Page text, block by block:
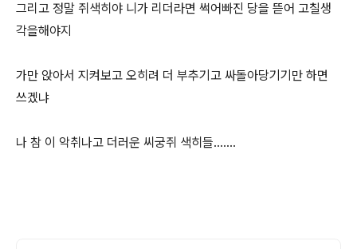
그리고 정말 쥐색히야 니가 리더라면 썩어빠진 당을 뜯어 고칠생
각을해야지
가만 앉아서 지켜보고 오히려 더 부추기고 싸돌아당기기만 하면
쓰겠냐
나 참 이 악취나고 더러운 씨궁쥐 색히들.......